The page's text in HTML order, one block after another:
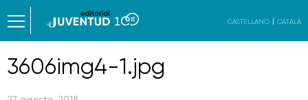
CASTELLANO CATALÀ
3606img4-1.jpg